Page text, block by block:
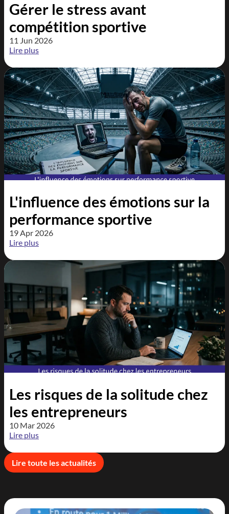
Gérer le stress avant
compétition sportive
11 Jun 2026
Lire plus
L'influence des émotions sur la
performance sportive
19 Apr 2026
Lire plus
Les risques de la solitude chez
les entrepreneurs
10 Mar 2026
Lire plus
Lire toute les actualités